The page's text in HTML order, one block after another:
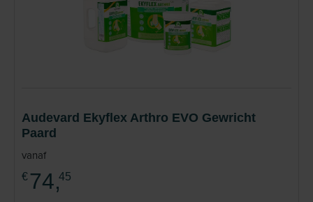
Audevard Ekyflex Arthro EVO Gewricht
Paard
vanaf
€ 74,45